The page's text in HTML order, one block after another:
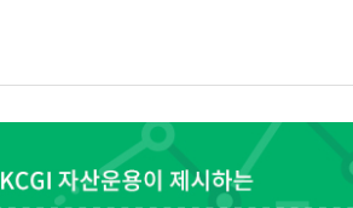
주한미군 "
구미 폐염
해군과 함께
강원도 폭염
[코인 시황]
[르포] 39